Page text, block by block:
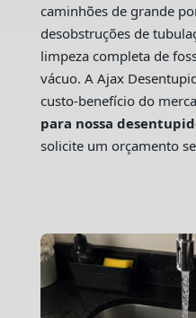
caminhões de grande
desobstruções de
limpeza completa de
vácuo. A Ajax
custo-benefício do
para nossa
solicite um orçamento